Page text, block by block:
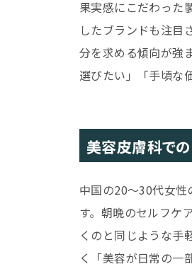
果実感にこだわった
したブランドも注目
分を求める傾向が強
選びたい」「手頃な
美容皮膚科で
中国の20〜30代女
す。朝晩のセルフケ
くのと同じような手
く「美容が日常の一